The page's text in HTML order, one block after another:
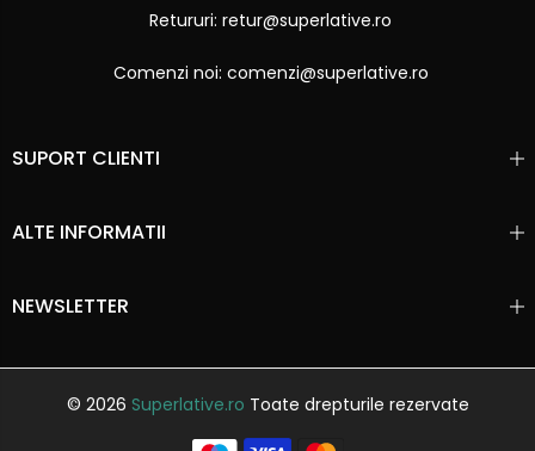
Retururi: retur@superlative.ro
Comenzi noi: comenzi@superlative.ro
SUPORT CLIENTI
ALTE INFORMATII
NEWSLETTER
© 2026 Superlative.ro Toate drepturile rezervate